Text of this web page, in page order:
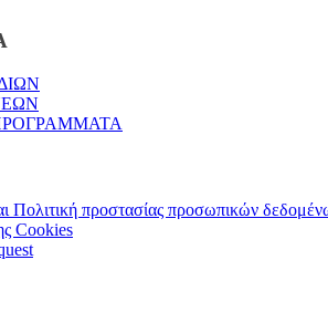
Πολιτική προστασίας προσωπικών
Cookies